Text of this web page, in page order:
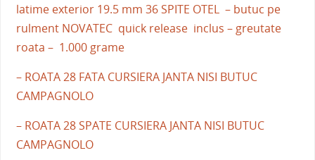
latime exterior 19.5 mm 36 SPITE OTEL – butuc pe
rulment NOVATEC quick release inclus – greutate
roata – 1.000 grame
– ROATA 28 FATA CURSIERA JANTA NISI BUTUC
CAMPAGNOLO
– ROATA 28 SPATE CURSIERA JANTA NISI BUTUC
CAMPAGNOLO